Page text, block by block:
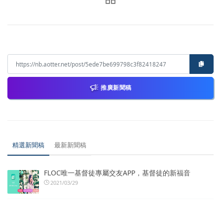
推廣新聞稿
精選新聞稿 最新新聞稿
FLOC唯一基督徒專屬交友APP，基督徒的新福音
2021/03/29